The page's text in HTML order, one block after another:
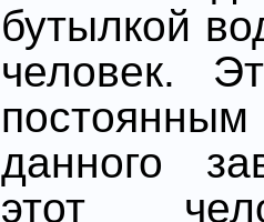
бутылкой
человек.
данного
этот